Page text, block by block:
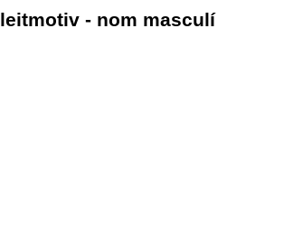
leitmotiv - nom masculí